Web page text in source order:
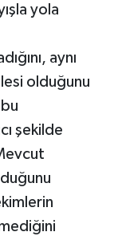
yola
aynı
olduğunu
şekilde